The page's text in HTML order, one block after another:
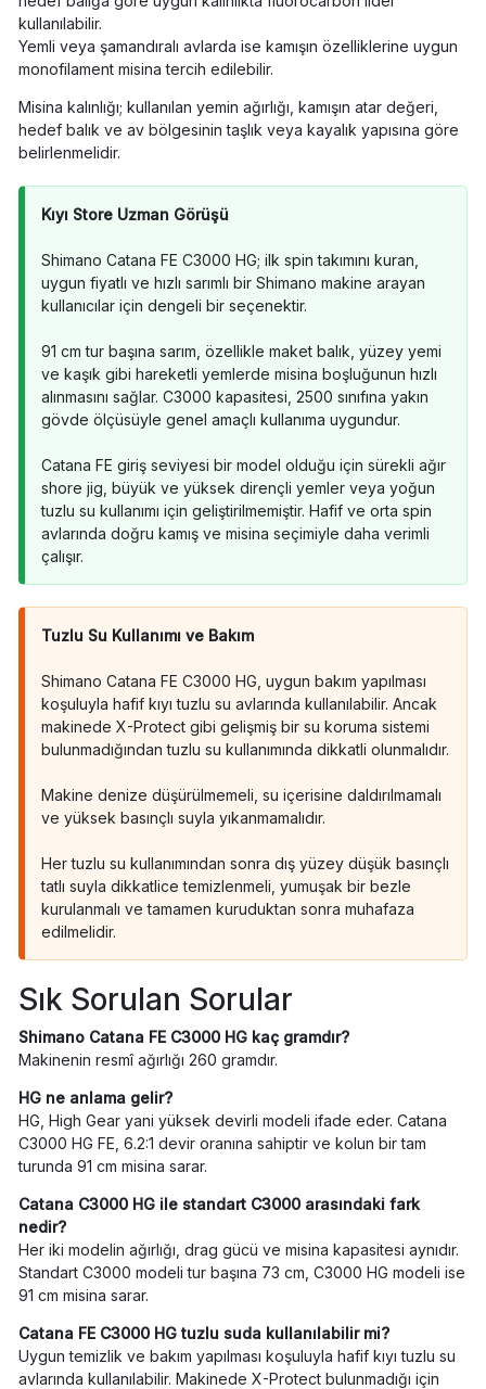
kullanılabilir.
Yemli veya şamandıralı avlarda ise kamışın özelliklerine uygun
monofilament misina tercih edilebilir.
Misina kalınlığı; kullanılan yemin ağırlığı, kamışın atar değeri,
hedef balık ve av bölgesinin taşlık veya kayalık yapısına göre
belirlenmelidir.
Kıyı Store Uzman Görüşü
Shimano Catana FE C3000 HG; ilk spin takımını kuran,
uygun fiyatlı ve hızlı sarımlı bir Shimano makine arayan
kullanıcılar için dengeli bir seçenektir.
91 cm tur başına sarım, özellikle maket balık, yüzey yemi
ve kaşık gibi hareketli yemlerde misina boşluğunun hızlı
alınmasını sağlar. C3000 kapasitesi, 2500 sınıfına yakın
gövde ölçüsüyle genel amaçlı kullanıma uygundur.
Catana FE giriş seviyesi bir model olduğu için sürekli ağır
shore jig, büyük ve yüksek dirençli yemler veya yoğun
tuzlu su kullanımı için geliştirilmemiştir. Hafif ve orta spin
avlarında doğru kamış ve misina seçimiyle daha verimli
çalışır.
Tuzlu Su Kullanımı ve Bakım
Shimano Catana FE C3000 HG, uygun bakım yapılması
koşuluyla hafif kıyı tuzlu su avlarında kullanılabilir. Ancak
makinede X-Protect gibi gelişmiş bir su koruma sistemi
bulunmadığından tuzlu su kullanımında dikkatli olunmalıdır.
Makine denize düşürülmemeli, su içerisine daldırılmamalı
ve yüksek basınçlı suyla yıkanmamalıdır.
Her tuzlu su kullanımından sonra dış yüzey düşük basınçlı
tatlı suyla dikkatlice temizlenmeli, yumuşak bir bezle
kurulanmalı ve tamamen kuruduktan sonra muhafaza
edilmelidir.
Sık Sorulan Sorular
Shimano Catana FE C3000 HG kaç gramdır?
Makinenin resmî ağırlığı 260 gramdır.
HG ne anlama gelir?
HG, High Gear yani yüksek devirli modeli ifade eder. Catana
C3000 HG FE, 6.2:1 devir oranına sahiptir ve kolun bir tam
turunda 91 cm misina sarar.
Catana C3000 HG ile standart C3000 arasındaki fark
nedir?
Her iki modelin ağırlığı, drag gücü ve misina kapasitesi aynıdır.
Standart C3000 modeli tur başına 73 cm, C3000 HG modeli ise
91 cm misina sarar.
Catana FE C3000 HG tuzlu suda kullanılabilir mi?
Uygun temizlik ve bakım yapılması koşuluyla hafif kıyı tuzlu su
avlarında kullanılabilir. Makinede X-Protect bulunmadığı için